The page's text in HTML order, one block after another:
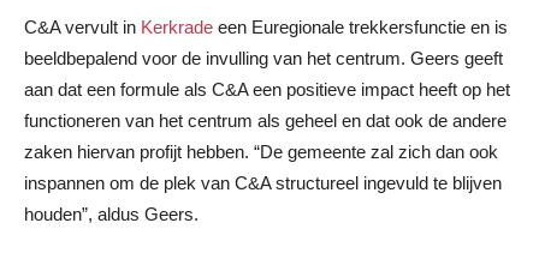
C&A vervult in Kerkrade een Euregionale trekkersfunctie en is
beeldbepalend voor de invulling van het centrum. Geers geeft
aan dat een formule als C&A een positieve impact heeft op het
functioneren van het centrum als geheel en dat ook de andere
zaken hiervan profijt hebben. “De gemeente zal zich dan ook
inspannen om de plek van C&A structureel ingevuld te blijven
houden”, aldus Geers.